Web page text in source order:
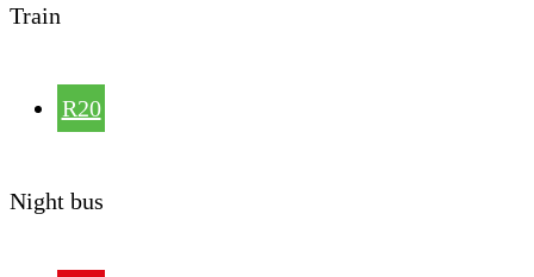
Train
R20
Night bus